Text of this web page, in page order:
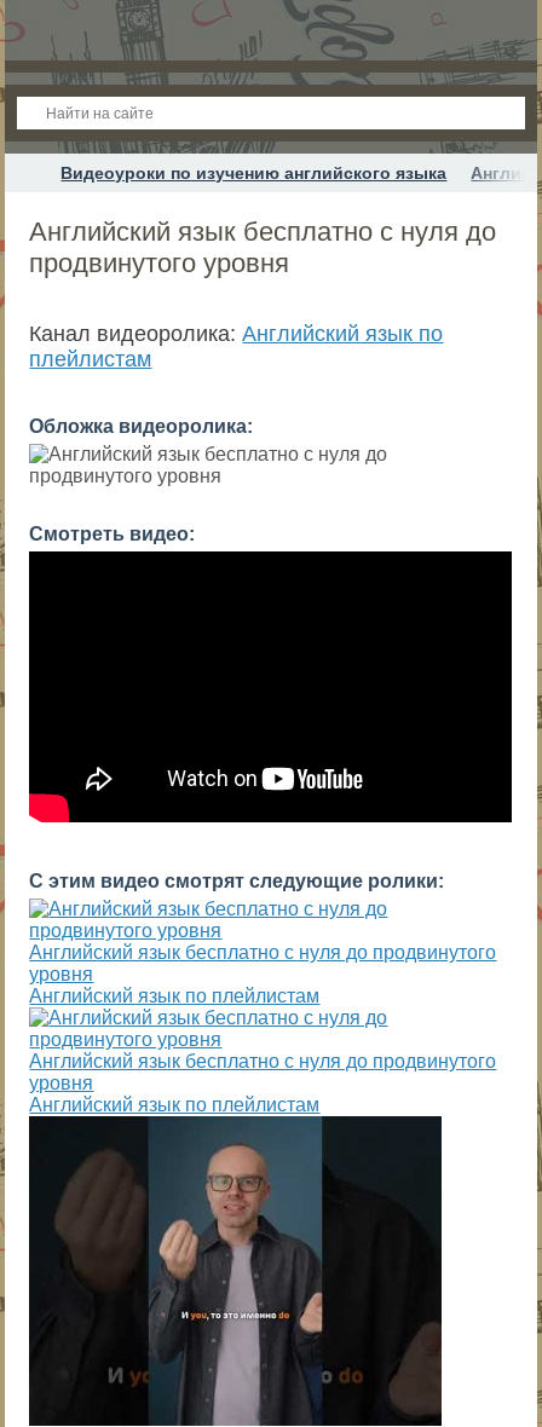
Видеоуроки по изучению английского языка
Английский язык бесплатно с нуля до
продвинутого уровня
Канал видеоролика:Английский язык по
плейлистам
Обложка видеоролика:
Смотреть видео:
С этим видео смотрят следующие ролики:
Английский язык бесплатно с нуля до продвинутого
уровня
Английский язык по плейлистам
Английский язык бесплатно с нуля до продвинутого
уровня
Английский язык по плейлистам